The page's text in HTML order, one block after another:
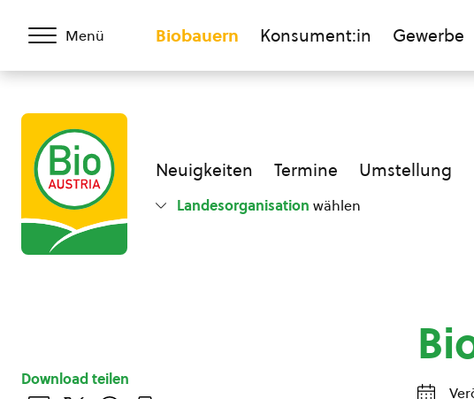
Menü Biobauern Konsument:in Gewerbe
Neuigkeiten Termine Umstellung
Landesorganisation wählen
Download teilen